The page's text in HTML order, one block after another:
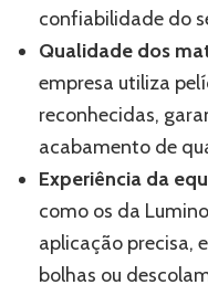
confiabilidade do
Qualidade dos
empresa utiliza
reconhecidas,
acabamento de
Experiência da
como os da
aplicação precisa,
bolhas ou